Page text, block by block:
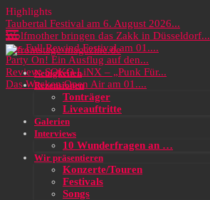
Highlights
Taubertal Festival am 6. August 2026...
Wolfmother bringen das Zakk in Düsseldorf...
Das Full Rewind Festival am 01....
Party On! Ein Ausflug auf den...
Review: SOKO LiNX – „Punk Für...
Das Wacken Open Air am 01....
Neuigkeiten
Rezensionen
Tonträger
Liveauftritte
Galerien
Interviews
10 Wunderfragen an …
Wir präsentieren
Konzerte/Touren
Festivals
Songs